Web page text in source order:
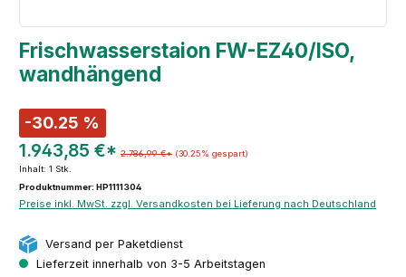
Frischwasserstaion FW-EZ40/ISO,
wandhängend
-30.25 %
1.943,85 €* 2.786,99 €* (30.25% gespart)
Inhalt: 1 Stk.
Produktnummer: HP1111304
Preise inkl. MwSt. zzgl. Versandkosten bei Lieferung nach Deutschland
Versand per Paketdienst
Lieferzeit innerhalb von 3-5 Arbeitstagen